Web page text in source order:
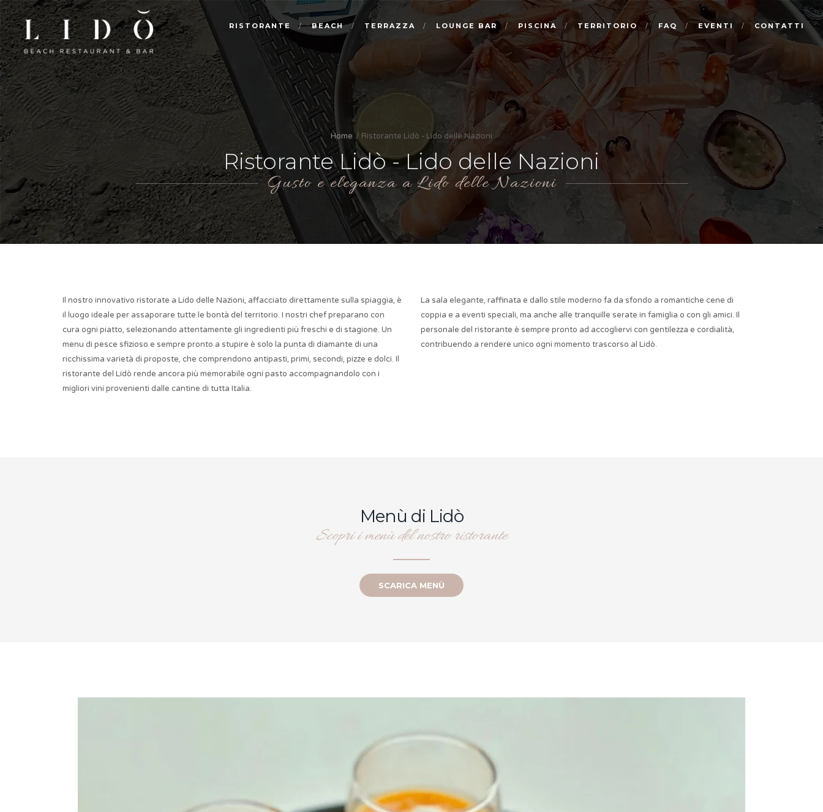
RISTORANTE BEACH TERRAZZA LOUNGE BAR PISCINA TERRITORIO FAQ EVENTI CONTATTI
Home Ristorante Lidò - Lido delle Nazioni
Ristorante Lidò - Lido delle Nazioni
Gusto e eleganza a Lido delle Nazioni
Il nostro innovativo ristorate a Lido delle Nazioni, affacciato direttamente sulla spiaggia, è
il luogo ideale per assaporare tutte le bontà del territorio. I nostri chef preparano con
cura ogni piatto, selezionando attentamente gli ingredienti più freschi e di stagione. Un
menu di pesce sfizioso e sempre pronto a stupire è solo la punta di diamante di una
ricchissima varietà di proposte, che comprendono antipasti, primi, secondi, pizze e dolci. Il
ristorante del Lidò rende ancora più memorabile ogni pasto accompagnandolo con i
migliori vini provenienti dalle cantine di tutta Italia.
La sala elegante, raffinata e dallo stile moderno fa da sfondo a romantiche cene di
coppia e a eventi speciali, ma anche alle tranquille serate in famiglia o con gli amici. Il
personale del ristorante è sempre pronto ad accogliervi con gentilezza e cordialità,
contribuendo a rendere unico ogni momento trascorso al Lidò.
Menù di Lidò
Scopri i menù del nostro ristorante
SCARICA MENÙ